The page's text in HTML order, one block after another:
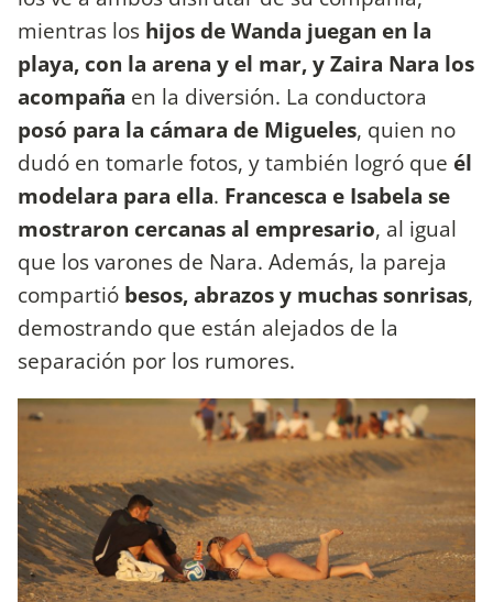
mientras los hijos de Wanda juegan en la
playa, con la arena y el mar, y Zaira Nara los
acompaña en la diversión. La conductora
posó para la cámara de Migueles, quien no
dudó en tomarle fotos, y también logró que él
modelara para ella. Francesca e Isabela se
mostraron cercanas al empresario, al igual
que los varones de Nara. Además, la pareja
compartió besos, abrazos y muchas sonrisas,
demostrando que están alejados de la
separación por los rumores.